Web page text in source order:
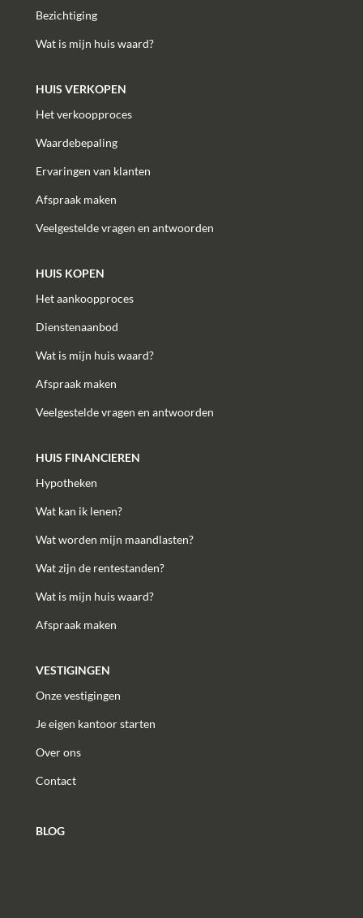
Bezichtiging
Wat is mijn huis waard?
HUIS VERKOPEN
Het verkoopproces
Waardebepaling
Ervaringen van klanten
Afspraak maken
Veelgestelde vragen en antwoorden
HUIS KOPEN
Het aankoopproces
Dienstenaanbod
Wat is mijn huis waard?
Afspraak maken
Veelgestelde vragen en antwoorden
HUIS FINANCIEREN
Hypotheken
Wat kan ik lenen?
Wat worden mijn maandlasten?
Wat zijn de rentestanden?
Wat is mijn huis waard?
Afspraak maken
VESTIGINGEN
Onze vestigingen
Je eigen kantoor starten
Over ons
Contact
BLOG